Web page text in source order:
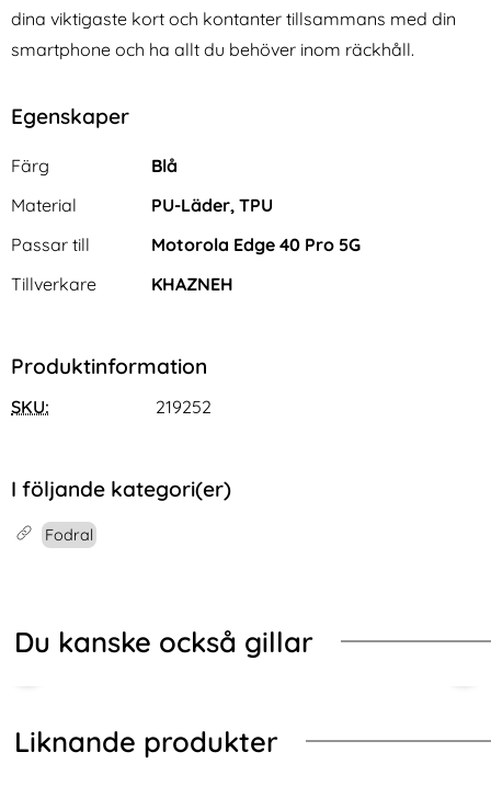
dina viktigaste kort och kontanter tillsammans med din
smartphone och ha allt du behöver inom räckhåll.
Egenskaper
Egenskaper/attribut för denna produkt
Attribut
Färg
Blå
Material
PU-Läder, TPU
Passar till
Motorola Edge 40 Pro 5G
Tillverkare
KHAZNEH
Produktinformation
SKU: 219252
I följande kategori(er)
Fodral
Du kanske också gillar
Liknande produkter